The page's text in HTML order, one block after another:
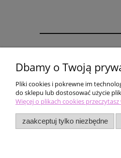
karta rabatowa
biustonosz gratis
Zwroty i reklamacje
Dbamy o Twoją
Pliki cookies i pokrewne im
do sklepu lub dostosować użycie
Więcej o plikach cookies
zaakceptuj tylko niezbędne